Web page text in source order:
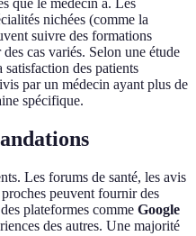
que le médecin a. Les
nichées (comme la
suivre des formations
cas variés. Selon une étude
satisfaction des patients
par un médecin ayant plus de
spécifique.
Les forums de santé, les avis
peuvent fournir des
plateformes comme Google
des autres. Une majorité